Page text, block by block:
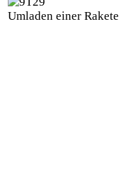
Umladen einer Rakete